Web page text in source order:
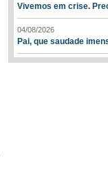
Vivemos em crise.
04/08/2026
Pai, que saudade